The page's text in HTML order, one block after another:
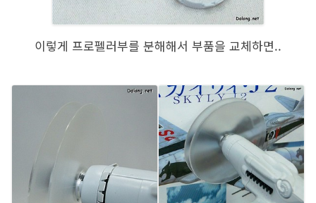
이렇게 프로펠러부를 분해해서 부품을 교체하면..